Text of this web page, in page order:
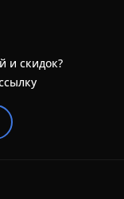
и скидок?